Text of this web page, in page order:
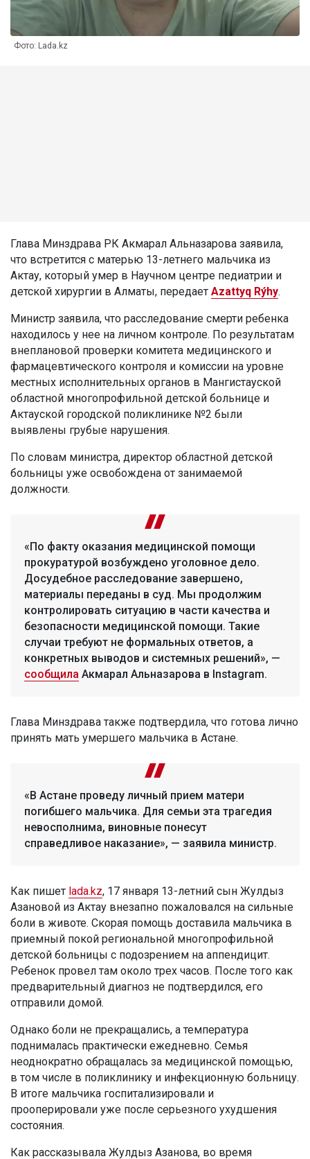
Фото: Lada.kz
Глава Минздрава РК Акмарал Альназарова заявила,
что встретится с матерью 13-летнего мальчика из
Актау, который умер в Научном центре педиатрии и
детской хирургии в Алматы, передает Azattyq Rýhy.
Министр заявила, что расследование смерти ребенка
находилось у нее на личном контроле. По результатам
внеплановой проверки комитета медицинского и
фармацевтического контроля и комиссии на уровне
местных исполнительных органов в Мангистауской
областной многопрофильной детской больнице и
Актауской городской поликлинике №2 были
выявлены грубые нарушения.
По словам министра, директор областной детской
больницы уже освобождена от занимаемой
должности.
«По факту оказания медицинской помощи
прокуратурой возбуждено уголовное дело.
Досудебное расследование завершено,
материалы переданы в суд. Мы продолжим
контролировать ситуацию в части качества и
безопасности медицинской помощи. Такие
случаи требуют не формальных ответов, а
конкретных выводов и системных решений», —
сообщила Акмарал Альназарова в Instagram.
Глава Минздрава также подтвердила, что готова лично
принять мать умершего мальчика в Астане.
«В Астане проведу личный прием матери
погибшего мальчика. Для семьи эта трагедия
невосполнима, виновные понесут
справедливое наказание», — заявила министр.
Как пишет lada.kz, 17 января 13-летний сын Жулдыз
Азановой из Актау внезапно пожаловался на сильные
боли в животе. Скорая помощь доставила мальчика в
приемный покой региональной многопрофильной
детской больницы с подозрением на аппендицит.
Ребенок провел там около трех часов. После того как
предварительный диагноз не подтвердился, его
отправили домой.
Однако боли не прекращались, а температура
поднималась практически ежедневно. Семья
неоднократно обращалась за медицинской помощью,
в том числе в поликлинику и инфекционную больницу.
В итоге мальчика госпитализировали и
прооперировали уже после серьезного ухудшения
состояния.
Как рассказывала Жулдыз Азанова, во время